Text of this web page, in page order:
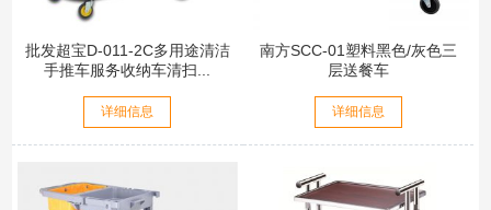
批发超宝D-011-2C多用途清洁
手推车服务收纳车清扫...
详细信息
南方SCC-01塑料黑色/灰色三
层送餐车
详细信息